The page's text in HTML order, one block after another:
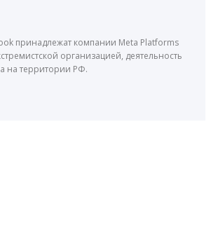
принадлежат компании Meta Platforms
организацией, деятельность
на территории РФ.